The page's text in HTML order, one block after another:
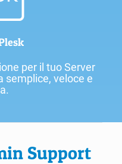
per il tuo Server
semplice, veloce e
Support